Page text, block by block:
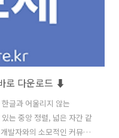
로 다운로드 ⬇︎
글과 어울리지 않는
는 중앙 정렬, 넓은 자간 같
발자와의 소모적인 커뮤니